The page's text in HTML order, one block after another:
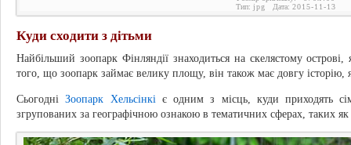
Тип: jpg Дата: 2015-11-13
Куди сходити з дітьми
Найбільший зоопарк Фінляндії знаходиться на скелястому
того, що зоопарк займає велику площу, він також має довгу історію,
СьогодніЗоопарк Хельсінкіє одним з місць, куди приходять
згрупованих за географічною ознакою в тематичних сферах, таких